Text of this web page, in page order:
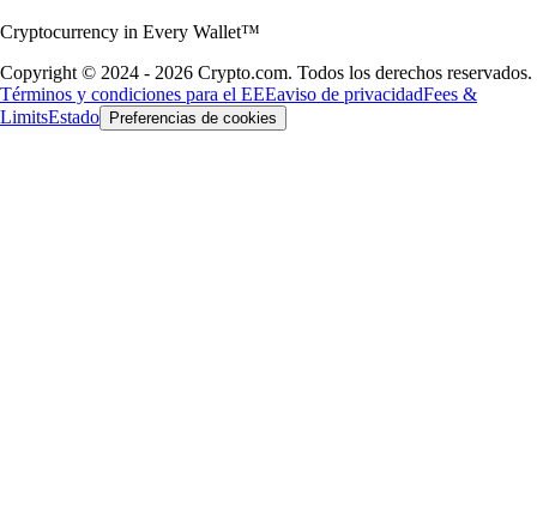
Cryptocurrency in Every Wallet™
Copyright © 2024 - 2026 Crypto.com. Todos los derechos reservados.
Términos y condiciones para el EEEaviso de privacidadFees &
LimitsEstado Preferencias de cookies